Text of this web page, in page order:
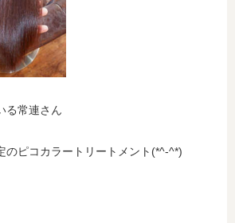
る常連さん
のピコカラートリートメント(*^-^*)